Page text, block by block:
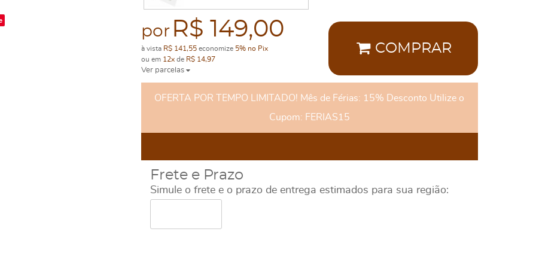
por R$ 149,00
à vista R$ 141,55economize 5% no Pix
ou em 12xde R$ 14,97
Ver parcelas
COMPRAR
OFERTA POR TEMPO LIMITADO! Mês de Férias: 15% Desconto Utilize o
Cupom: FERIAS15
Frete e Prazo
Simule o frete e o prazo de entrega estimados para sua região: